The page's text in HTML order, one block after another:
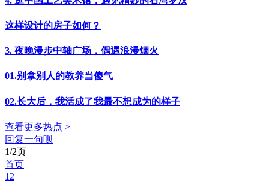
这样设计的房子如何？
3. 夜晚漫步中轴广场，偶遇浪漫烟火
01.别拿别人的教养当傻气
02.长大后，我活成了我最不想成为的样子
查看更多热点 >
回复一句呗
1/2页
首页
1 2